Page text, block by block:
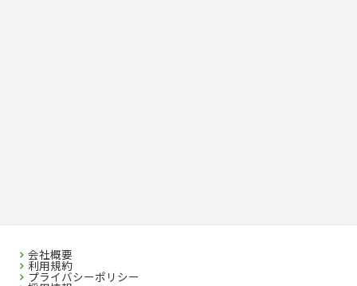
会社概要
利用規約
プライバシーポリシー